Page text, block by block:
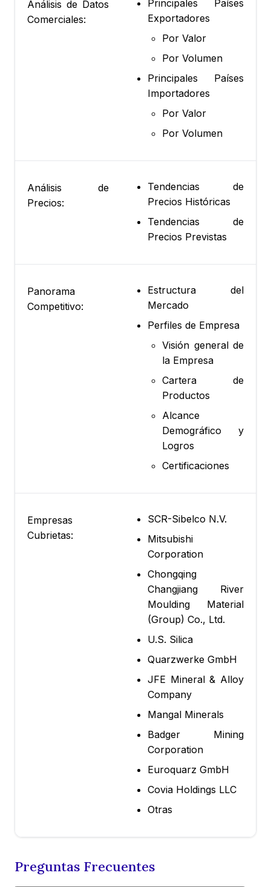
Análisis de Datos
Comerciales:
Principales Países
Exportadores
Por Valor
Por Volumen
Principales Países
Importadores
Por Valor
Por Volumen
Análisis de
Precios:
Tendencias de
Precios Históricas
Tendencias de
Precios Previstas
Panorama
Competitivo:
Estructura del
Mercado
Perfiles de Empresa
Visión general de
la Empresa
Cartera de
Productos
Alcance
Demográfico y
Logros
Certificaciones
Empresas
Cubrietas:
SCR-Sibelco N.V.
Mitsubishi
Corporation
Chongqing
Changjiang River
Moulding Material
(Group) Co., Ltd.
U.S. Silica
Quarzwerke GmbH
JFE Mineral & Alloy
Company
Mangal Minerals
Badger Mining
Corporation
Euroquarz GmbH
Covia Holdings LLC
Otras
Preguntas Frecuentes